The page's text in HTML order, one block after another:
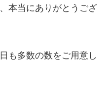
本当にありがとうござ
も多数の数をご用意し